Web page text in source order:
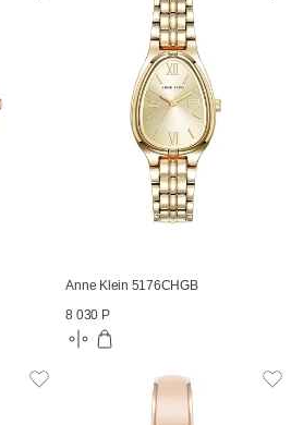
Anne Klein 5176CHGB
8 030 Р